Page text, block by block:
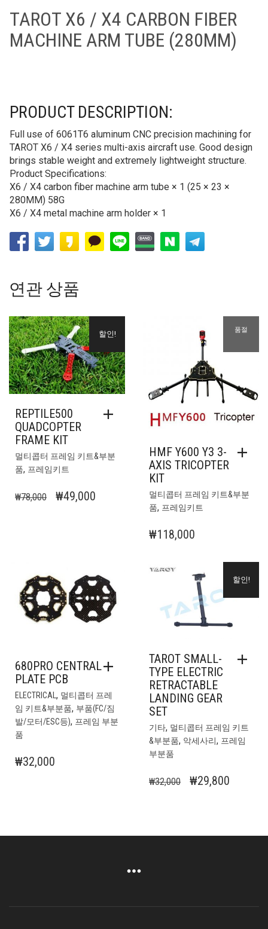
TAROT X6 / X4 CARBON FIBER
MACHINE ARM TUBE (280MM)
PRODUCT DESCRIPTION:
Full use of 6061T6 aluminum CNC precision machining for
TAROT X6 / X4 series multi-axis aircraft use. Good design
brings stable weight and extremely lightweight structure.
Product Specifications:
X6 / X4 carbon fiber machine arm tube × 1 (25 × 23 ×
280MM) 58G
X6 / X4 metal machine arm holder × 1
연관 상품
할인!
REPTILE500
QUADCOPTER
FRAME KIT
멀티콥터 프레임 키트&부분
품, 프레임키트
₩78,000
원
₩49,000
품절
HMF Y600 Y3 3-
AXIS TRICOPTER
KIT
멀티콥터 프레임 키트&부분
품, 프레임키트
₩118,000
680PRO CENTRAL
PLATE PCB
ELECTRICAL , 멀티콥터 프레
임 키트&부분품, 부품(FC/짐
발/모터/ESC등), 프레임 부분
품
₩32,000
할인!
TAROT SMALL-
TYPE ELECTRIC
RETRACTABLE
LANDING GEAR
SET
기타, 멀티콥터 프레임 키트
&부분품, 악세사리, 프레임
부분품
₩32,000
원
₩29,800